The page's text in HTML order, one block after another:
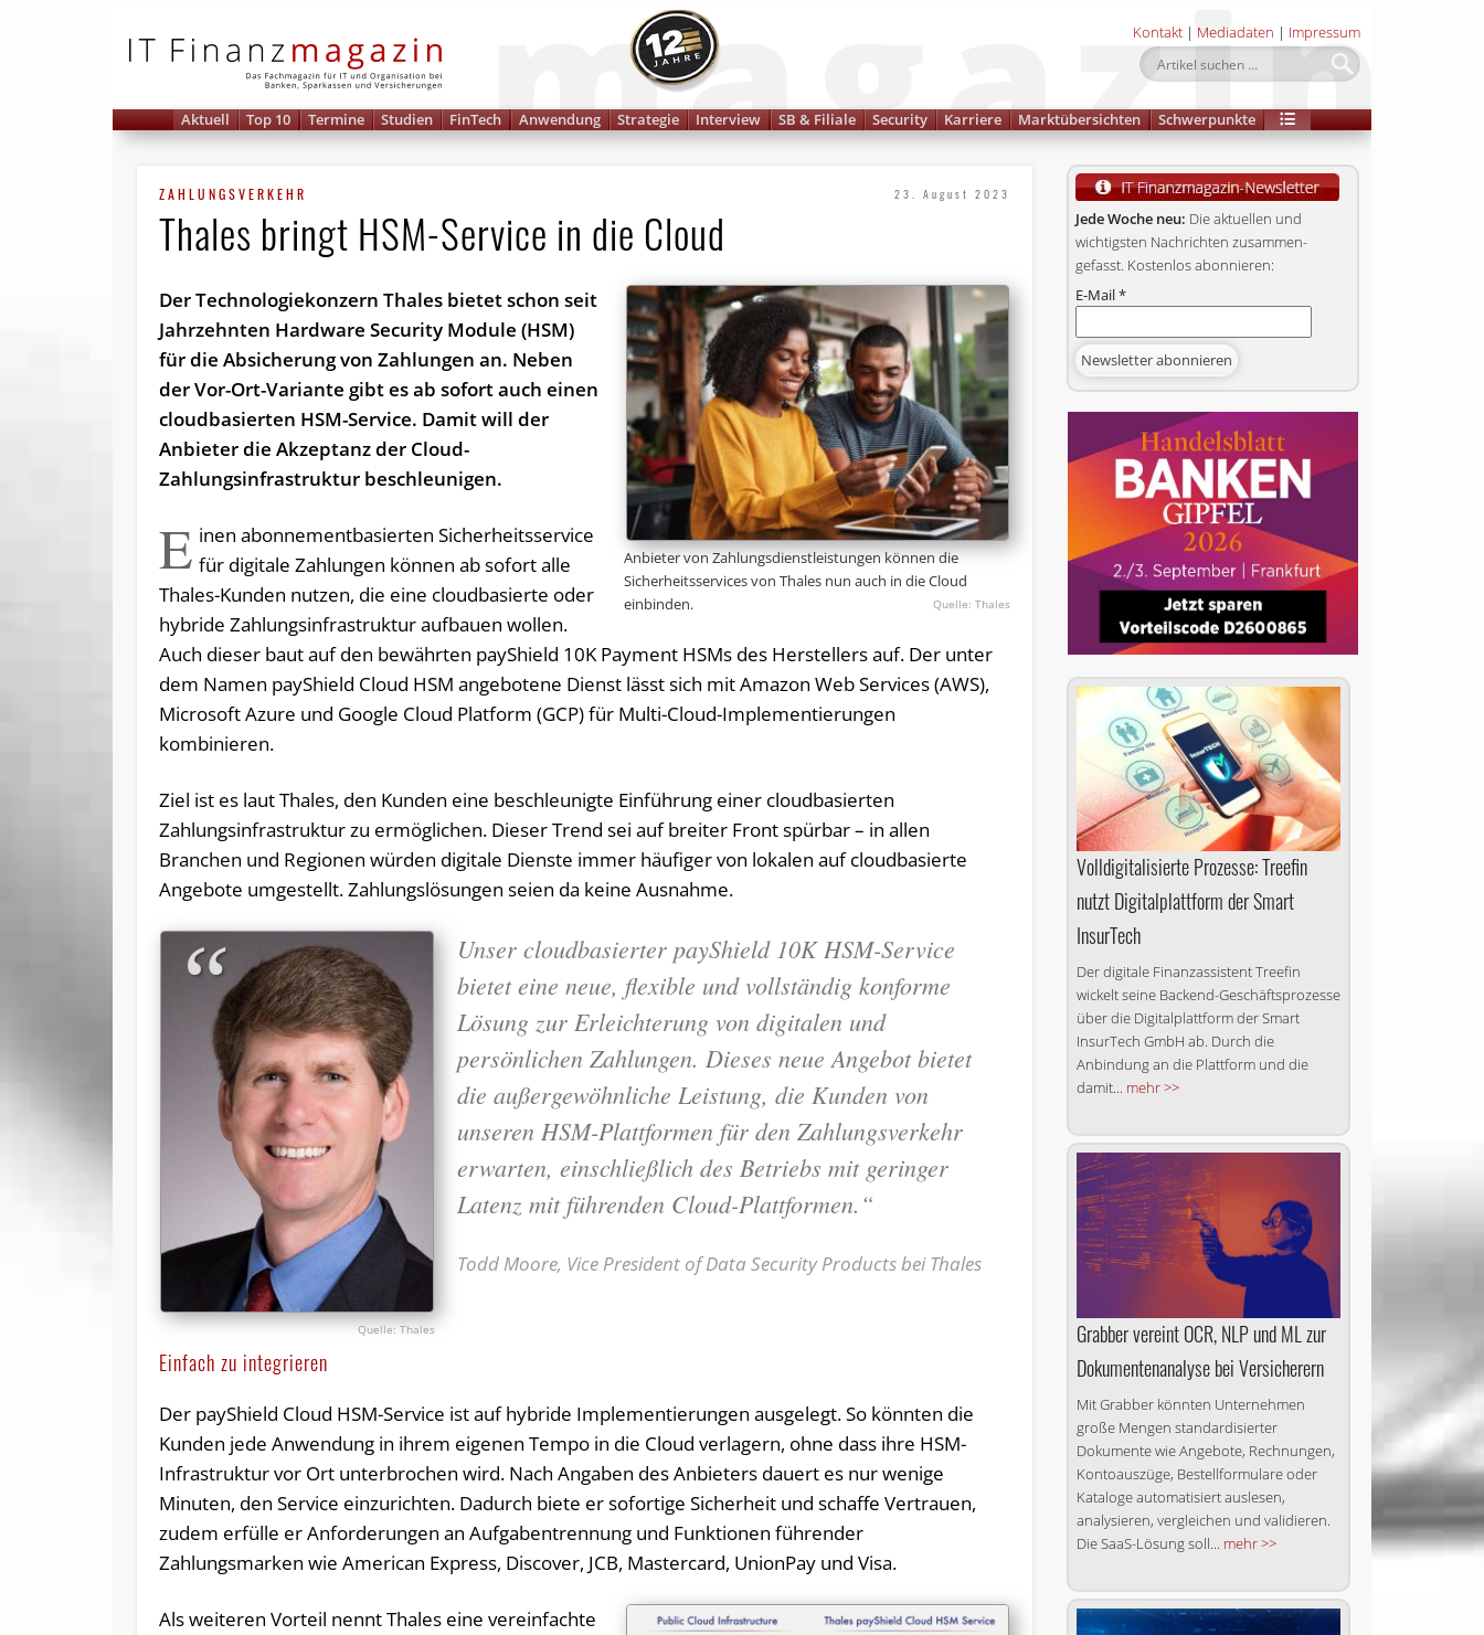
Kontakt | Mediadaten | Impressum
Aktuell Top 10 Termine Studien FinTech Anwendung Strategie Interview SB & Filiale Security Karriere Marktübersichten Schwerpunkte
ZAHLUNGSVERKEHR 23. August 2023
Thales bringt HSM-Service in die Cloud
Anbieter von Zahlungsdienstleistungen können die
Sicherheitsservices von Thales nun auch in die Cloud
einbinden.
Thales
Der Technologiekonzern Thales bietet schon seit
Jahrzehnten Hardware Security Module (HSM)
für die Absicherung von Zahlungen an. Neben
der Vor-Ort-Variante gibt es ab sofort auch einen
cloudbasierten HSM-Service. Damit will der
Anbieter die Akzeptanz der Cloud-
Zahlungsinfrastruktur beschleunigen.
E inen abonnementbasierten Sicherheitsservice
für digitale Zahlungen können ab sofort alle
Thales-Kunden nutzen, die eine cloudbasierte oder
hybride Zahlungsinfrastruktur aufbauen wollen.
Auch dieser baut auf den bewährten payShield 10K Payment HSMs des Herstellers auf. Der unter
dem Namen payShield Cloud HSM angebotene Dienst lässt sich mit Amazon Web Services (AWS),
Microsoft Azure und Google Cloud Platform (GCP) für Multi-Cloud-Implementierungen
kombinieren.
Ziel ist es laut Thales, den Kunden eine beschleunigte Einführung einer cloudbasierten
Zahlungsinfrastruktur zu ermöglichen. Dieser Trend sei auf breiter Front spürbar – in allen
Branchen und Regionen würden digitale Dienste immer häufiger von lokalen auf cloudbasierte
Angebote umgestellt. Zahlungslösungen seien da keine Ausnahme.
Thales
Unser cloudbasierter payShield 10K HSM-Service
bietet eine neue, flexible und vollständig konforme
Lösung zur Erleichterung von digitalen und
persönlichen Zahlungen. Dieses neue Angebot bietet
die außergewöhnliche Leistung, die Kunden von
unseren HSM-Plattformen für den Zahlungsverkehr
erwarten, einschließlich des Betriebs mit geringer
Latenz mit führenden Cloud-Plattformen.“
Todd Moore, Vice President of Data Security Products bei Thales
Einfach zu integrieren
Der payShield Cloud HSM-Service ist auf hybride Implementierungen ausgelegt. So könnten die
Kunden jede Anwendung in ihrem eigenen Tempo in die Cloud verlagern, ohne dass ihre HSM-
Infrastruktur vor Ort unterbrochen wird. Nach Angaben des Anbieters dauert es nur wenige
Minuten, den Service einzurichten. Dadurch biete er sofortige Sicherheit und schaffe Vertrauen,
zudem erfülle er Anforderungen an Aufgabentrennung und Funktionen führender
Zahlungsmarken wie American Express, Discover, JCB, Mastercard, UnionPay und Visa.
Als weiteren Vorteil nennt Thales eine vereinfachte
Jede Woche neu: Die aktuellen und
wichtigsten Nachrichten zusammen­
gefasst. Kostenlos abonnieren:
E-Mail*
Volldigitalisierte Prozesse: Treefin
nutzt Digitalplattform der Smart
InsurTech
Der digitale Finanzassistent Treefin
wickelt seine Backend-Geschäftsprozesse
über die Digitalplattform der Smart
InsurTech GmbH ab. Durch die
Anbindung an die Plattform und die
damit... mehr >>
Grabber vereint OCR, NLP und ML zur
Dokumentenanalyse bei Versicherern
Mit Grabber könnten Unternehmen
große Mengen standardisierter
Dokumente wie Angebote, Rechnungen,
Kontoauszüge, Bestellformulare oder
Kataloge automatisiert auslesen,
analysieren, vergleichen und validieren.
Die SaaS-Lösung soll... mehr >>